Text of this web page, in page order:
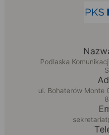
Podlaska
ul. Bohaterów Monte